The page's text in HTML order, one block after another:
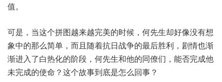
值。
可是，当这个拼图越来越完美的时候，何先生却好像没有想
象中的那么简单，而且随着抗日战争的最后胜利，剧情也渐
渐进入了白热化的阶段，何先生和他的同僚们，能否完成他
未完成的使命？这个故事到底是怎么回事？